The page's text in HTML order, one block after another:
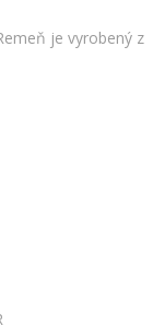
je vyrobený z